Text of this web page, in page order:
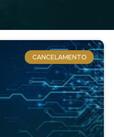
CANCELAMENTO